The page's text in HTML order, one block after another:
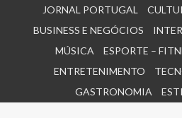
JORNAL PORTUGAL
BUSINESS E NEGÓCIOS
MÚSICA
ESPORTE –
ENTRETENIMENTO
GASTRONOMIA